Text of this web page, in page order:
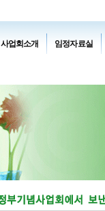
사업회소개 임정자료실